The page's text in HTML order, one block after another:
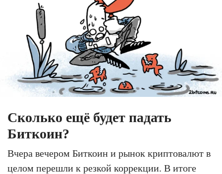
Сколько ещё будет падать
Биткоин?
Вчера вечером Биткоин и рынок криптовалют в
целом перешли к резкой коррекции. В итоге